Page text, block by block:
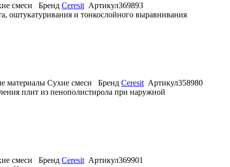
смеси Бренд Ceresit Артикул369893
оштукатуривания и тонкослойного выравнивания
материалы Сухие смеси Бренд Ceresit Артикул358980
плит из пенополистирола при наружной
смеси Бренд Ceresit Артикул369901